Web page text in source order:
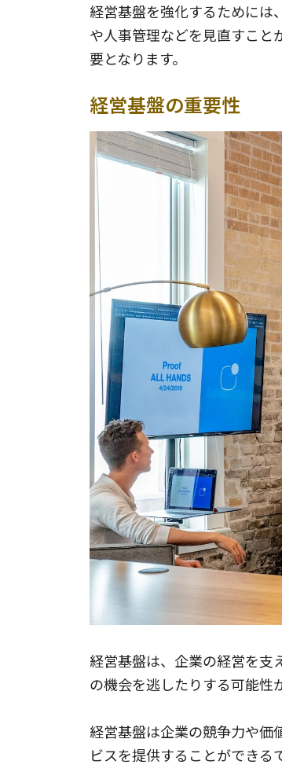
経営基盤を強化するためには
や人事管理などを見直すこと
要となります。
経営基盤の重要性
経営基盤は、企業の経営を支
の機会を逃したりする可能性
経営基盤は企業の競争力や価
ビスを提供することができる